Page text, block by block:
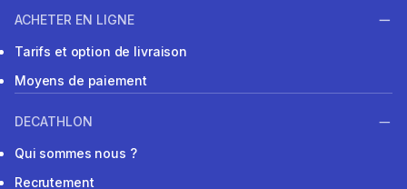
ACHETER EN LIGNE
Tarifs et option de livraison
Moyens de paiement
DECATHLON
Qui sommes nous ?
Recrutement